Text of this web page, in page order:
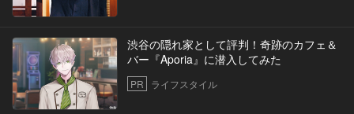
渋谷の隠れ家として評判！奇跡のカフェ＆
バー『Aporia』に潜入してみた
PR ライフスタイル